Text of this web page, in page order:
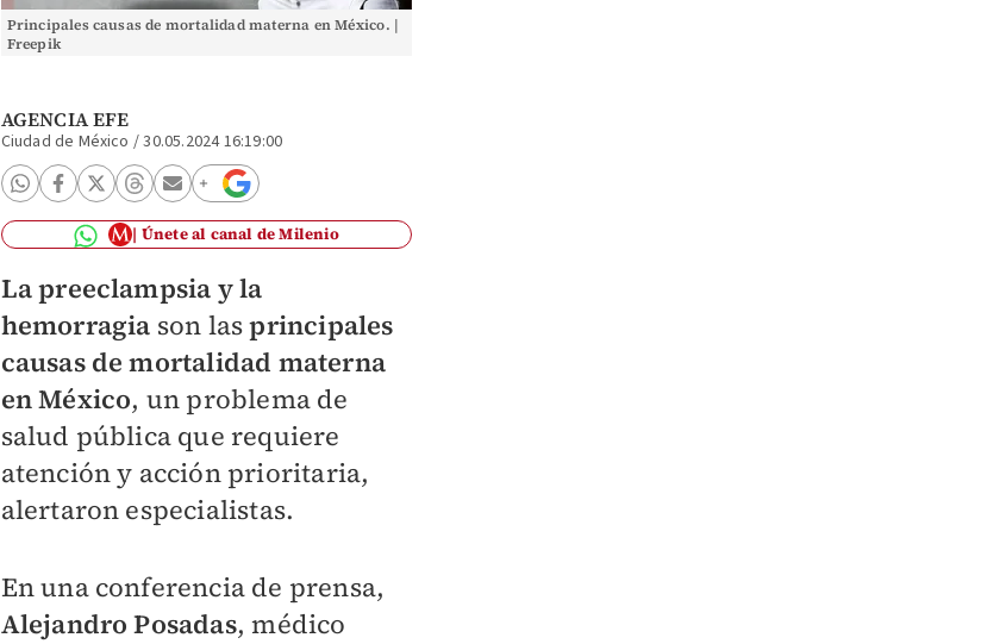
Principales causas de mortalidad materna en México. |
Freepik
AGENCIA EFE
Ciudad de México /30.05.2024 16:19:00
Únete al canal de Milenio
La preeclampsia y la
hemorragia son lasprincipales
causas de mortalidad materna
en México, un problema de
salud pública que requiere
atención y acción prioritaria,
alertaron especialistas.
En una conferencia de prensa,
Alejandro Posadas, médico